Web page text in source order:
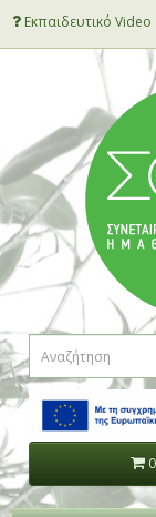
Εκπαιδευτικό Video